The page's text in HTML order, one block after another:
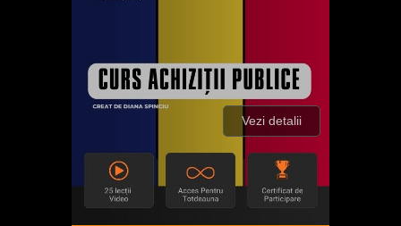
Vezi detalii